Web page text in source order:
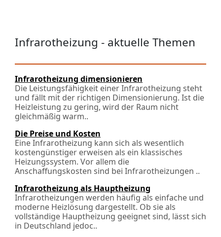
Infrarotheizung - aktuelle Themen
Infrarotheizung dimensionieren
Die Leistungsfähigkeit einer Infrarotheizung steht
und fällt mit der richtigen Dimensionierung. Ist die
Heizleistung zu gering, wird der Raum nicht
gleichmäßig warm..
Die Preise und Kosten
Eine Infrarotheizung kann sich als wesentlich
kostengünstiger erweisen als ein klassisches
Heizungssystem. Vor allem die
Anschaffungskosten sind bei Infrarotheizungen ..
Infrarotheizung als Hauptheizung
Infrarotheizungen werden häufig als einfache und
moderne Heizlösung dargestellt. Ob sie als
vollständige Hauptheizung geeignet sind, lässt sich
in Deutschland jedoc..